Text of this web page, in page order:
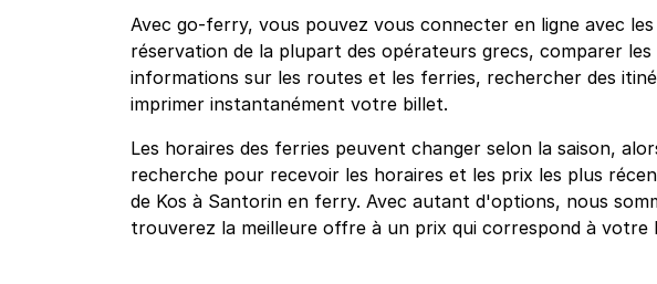
Avec go-ferry, vous pouvez vous connecter en ligne avec les
réservation de la plupart des opérateurs grecs, comparer
informations sur les routes et les ferries, rechercher des
imprimer instantanément votre billet.
Les horaires des ferries peuvent changer selon la saison,
recherche pour recevoir les horaires et les prix les plus
de Kos à Santorin en ferry. Avec autant d'options, nous
trouverez la meilleure offre à un prix qui correspond à votre